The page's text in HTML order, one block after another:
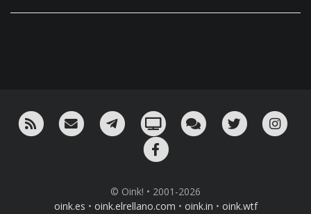
RSS ¡Mándame un email!¡Nuestro canal en Telegram!
Oink! TV Charla con nosotros
Twitter
© Oink! • 2001-2026
oink.es • oink.elrellano.com • oink.in • oink.wtf